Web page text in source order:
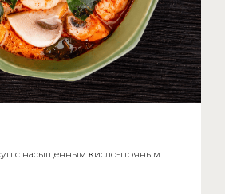
с насыщенным кисло-пряным